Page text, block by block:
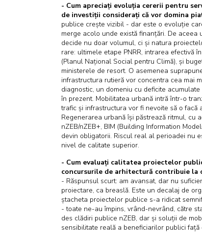
- Cum apreciați evoluția cererii pentru
de investiții considerați că vor domina
publice crește vizibil - dar este o evoluție
merge acolo unde există finanțări. De
decide nu doar volumul, ci și natura
rare: ultimele etape PNRR, intrarea efectivă
(Planul Național Social pentru Climă), și
ministerele de resort. O asemenea
infrastructura rutieră vor concentra cea mai
diagnostic, un domeniu cu deficite
în prezent. Mobilitatea urbană intră într-o
trafic și infrastructura vor fi nevoite să o
Regenerarea urbană își păstrează ritmul, cu
nZEB/nZEB+, BIM (Building Information
devin obligatorii. Riscul real al perioadei nu
nivel de calitate superior.
- Cum evaluați calitatea proiectelor
concursurile de arhitectură contribuie
- Răspunsul scurt: am avansat, dar nu
proiectare, ca breaslă. Este un decalaj de
ștacheta proiectelor publice s-a ridicat
- toate ne-au împins, vrând-nevrând, către
des clădiri publice nZEB, dar și soluții de
sensibilitate reală a beneficiarilor publici